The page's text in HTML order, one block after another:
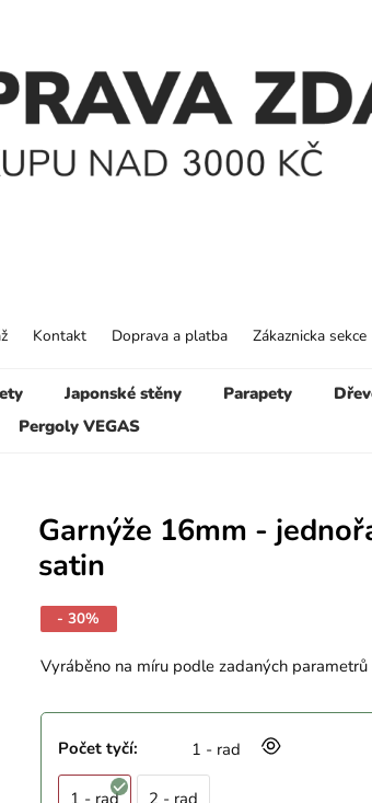
Japonské stěny Parapety
Pergoly VEGAS
Kontakt Doprava a platba Zákaznicka sekce
Garnýže 16mm -
satin
- 30%
Vyráběno na míru podle zadaných parametrů
Počet tyčí: 1 - rad
1 - rad 2 - rad